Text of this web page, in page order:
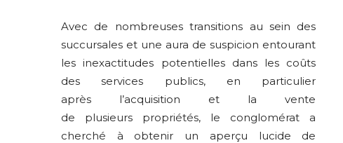
Avec de nombreuses transitions au sein des
succursales et une aura de suspicion entourant
les inexactitudes potentielles dans les coûts
des services publics, en particulier
après l’acquisition et la vente
de plusieurs propriétés, le conglomérat a
cherché à obtenir un aperçu lucide de